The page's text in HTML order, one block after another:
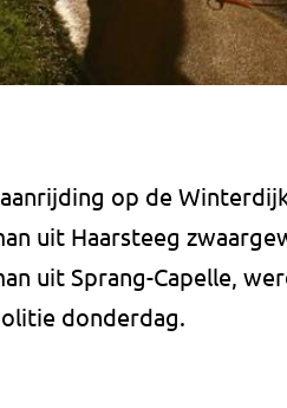
op de
uit Haarsteeg
uit Sprang-Capelle,
donderdag.